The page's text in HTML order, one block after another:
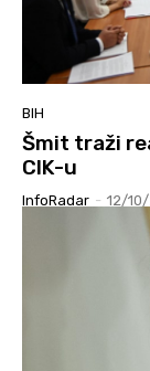
BIH
Šmit traži
CIK-u
InfoRadar - 12/